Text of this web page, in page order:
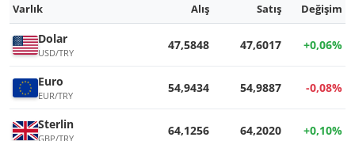
Varlık Alış Satış Değişim
Dolar
USD/TRY
47,5848 47,6017 +0,06%
Euro
EUR/TRY
54,9434 54,9887 -0,08%
Sterlin
GBP/TRY
64,1256 64,2020 +0,10%